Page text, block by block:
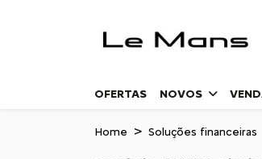
OFERTAS NOVOS
Home Soluções financeiras